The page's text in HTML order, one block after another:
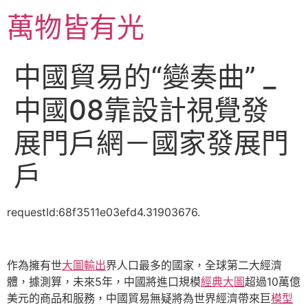
主萬物皆有光
中國貿易的“變奏曲” _
中國08靠設計視覺發
展門戶網－國家發展門
戶
requestId:68f3511e03efd4.31903676.
作為擁有世大圖輸出界人口最多的國家，全球第二大經濟
體，據測算，未來5年，中國將進口規模經典大圖超過10萬億
美元的商品和服務，中國貿易無疑將為世界經濟帶來巨模型